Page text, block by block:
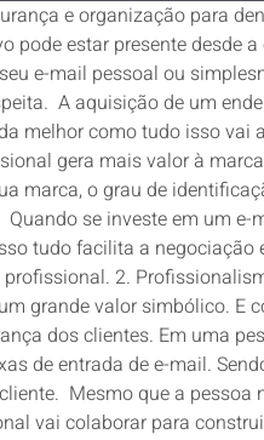
e organização para
estar presente desde
e-mail pessoal ou
A aquisição de um
melhor como tudo isso vai
gera mais valor à
marca, o grau de
se investe em um
tudo facilita a negociação
2.
grande valor simbólico. E
dos clientes. Em uma
de entrada de e-mail.
Mesmo que a pessoa
vai colaborar para